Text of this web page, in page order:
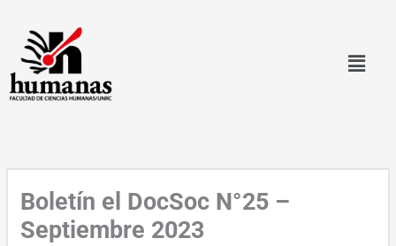
contenido
Boletín el DocSoc N°25 –
Septiembre 2023